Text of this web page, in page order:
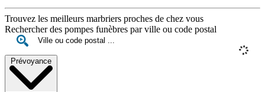
Trouvez les meilleurs marbriers proches de chez vous
Rechercher des pompes funèbres par ville ou code postal
Prévoyance